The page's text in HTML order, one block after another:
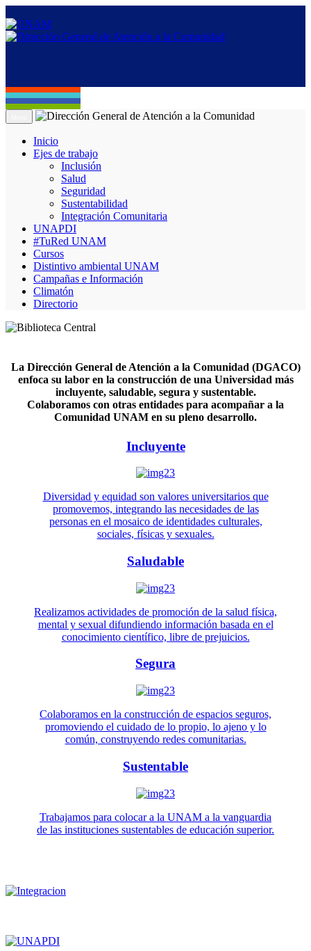
Inicio
Ejes de trabajo
Inclusión
Salud
Seguridad
Sustentabilidad
Integración Comunitaria
UNAPDI
#TuRed UNAM
Cursos
Distintivo ambiental UNAM
Campañas e Información
Climatón
Directorio
La Dirección General de Atención a la Comunidad (DGACO)
enfoca su labor en la construcción de una Universidad más
incluyente, saludable, segura y sustentable.
Colaboramos con otras entidades para acompañar a la
Comunidad UNAM en su pleno desarrollo.
Incluyente
Diversidad y equidad son valores universitarios que
promovemos, integrando las necesidades de las
personas en el mosaico de identidades culturales,
sociales, físicas y sexuales.
Saludable
Realizamos actividades de promoción de la salud física,
mental y sexual difundiendo información basada en el
conocimiento científico, libre de prejuicios.
Segura
Colaboramos en la construcción de espacios seguros,
promoviendo el cuidado de lo propio, lo ajeno y lo
común, construyendo redes comunitarias.
Sustentable
Trabajamos para colocar a la UNAM a la vanguardia
de las instituciones sustentables de educación superior.